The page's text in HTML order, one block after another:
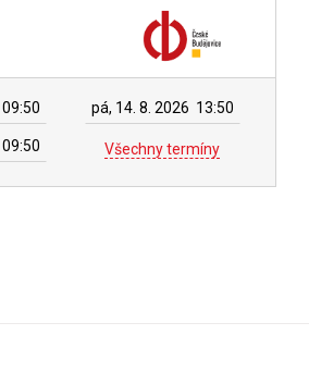
09:50 pá, 14. 8. 2026 13:50
09:50 Všechny termíny